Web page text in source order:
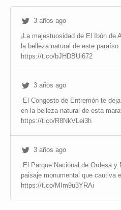
3 años ago
¡La majestuosidad de El Ibón de
la belleza natural de este paraíso
https://t.co/bJHDBUi672
3 años ago
El Congosto de Entremón te
en la belleza natural de esta
https://t.co/R8NkVLei3h
3 años ago
El Parque Nacional de Ordesa y
paisaje monumental que cautiva
https://t.co/MIm9u3YRAi